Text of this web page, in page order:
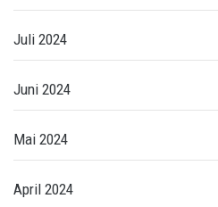
Juli 2024
Juni 2024
Mai 2024
April 2024